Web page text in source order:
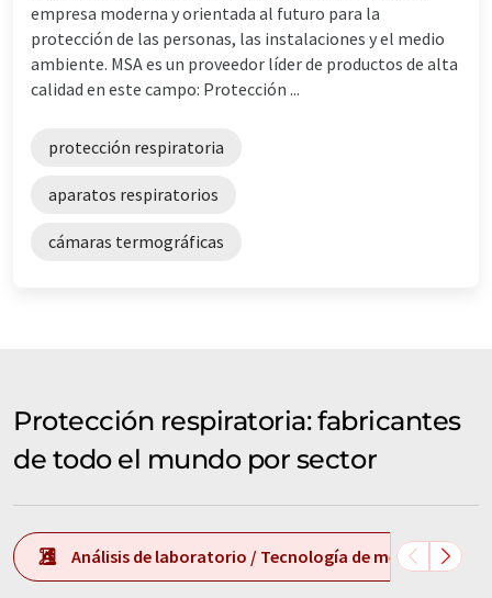
empresa moderna y orientada al futuro para la
protección de las personas, las instalaciones y el medio
ambiente. MSA es un proveedor líder de productos de alta
calidad en este campo: Protección ...
protección respiratoria
aparatos respiratorios
cámaras termográficas
Protección respiratoria: fabricantes
de todo el mundo por sector
Análisis de laboratorio / Tecnología de medición de